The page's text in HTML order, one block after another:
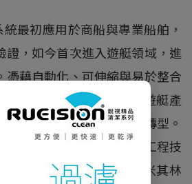
最初應用於商船與專業船舶，
證，如今首次進入遊艇領域，進
憑藉自動化、可伸縮與易於整合
僅提升航行體驗，更為遊艇產
方案，加速產業的綠色轉型。
其林在聚合物複合材料與工程技
體現品牌創新精神 —— 米其林